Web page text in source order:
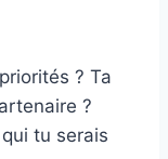
? Ta
?
tu serais